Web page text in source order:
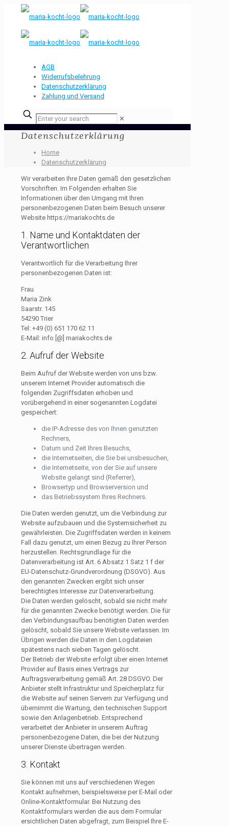
AGB
Widerrufsbelehrung
Datenschutzerklärung
Zahlung und Versand
✕
Datenschutzerklärung
Home
Datenschutzerklärung
Wir verarbeiten Ihre Daten gemäß den gesetzlichen
Vorschriften. Im Folgenden erhalten Sie
Informationen über den Umgang mit Ihren
personenbezogenen Daten beim Besuch unserer
Website https://mariakochts.de
1. Name und Kontaktdaten der
Verantwortlichen
Verantwortlich für die Verarbeitung Ihrer
personenbezogenen Daten ist:
Frau
Maria Zink
Saarstr. 145
54290 Trier
Tel: +49 (0) 651 170 62 11
E-Mail: info [@] mariakochts.de
2. Aufruf der Website
Beim Aufruf der Website werden von uns bzw.
unserem Internet Provider automatisch die
folgenden Zugriffsdaten erhoben und
vorübergehend in einer sogenannten Logdatei
gespeichert:
die IP-Adresse des von Ihnen genutzten
Rechners,
Datum und Zeit Ihres Besuchs,
die Internetseiten, die Sie bei unsbesuchen,
die Internetseite, von der Sie auf unsere
Website gelangt sind (Referrer),
Browsertyp und Browserversion und
das Betriebssystem Ihres Rechners.
Die Daten werden genutzt, um die Verbindung zur
Website aufzubauen und die Systemsicherheit zu
gewährleisten. Die Zugriffsdaten werden in keinem
Fall dazu genutzt, um einen Bezug zu Ihrer Person
herzustellen. Rechtsgrundlage für die
Datenverarbeitung ist Art. 6 Absatz 1 Satz 1 f der
EU-Datenschutz-Grundverordnung (DSGVO). Aus
den genannten Zwecken ergibt sich unser
berechtigtes Interesse zur Datenverarbeitung.
Die Daten werden gelöscht, sobald sie nicht mehr
für die genannten Zwecke benötigt werden. Die für
den Verbindungsaufbau benötigten Daten werden
gelöscht, sobald Sie unsere Website verlassen. Im
Übrigen werden die Daten in den Logdateien
spätestens nach sieben Tagen gelöscht.
Der Betrieb der Website erfolgt über einen Internet
Provider auf Basis eines Vertrags zur
Auftragsverarbeitung gemäß Art. 28 DSGVO. Der
Anbieter stellt Infrastruktur und Speicherplatz für
die Website auf seinen Servern zur Verfügung und
übernimmt die Wartung, den technischen Support
sowie den Anlagenbetrieb. Entsprechend
verarbeitet der Anbieter in unserem Auftrag
personenbezogene Daten, die bei der Nutzung
unserer Dienste übertragen werden.
3. Kontakt
Sie können mit uns auf verschiedenen Wegen
Kontakt aufnehmen, beispielsweise per E-Mail oder
Online-Kontaktformular. Bei Nutzung des
Kontaktformulars werden die aus dem Formular
ersichtlichen Daten abgefragt, zum Beispiel Ihre E-